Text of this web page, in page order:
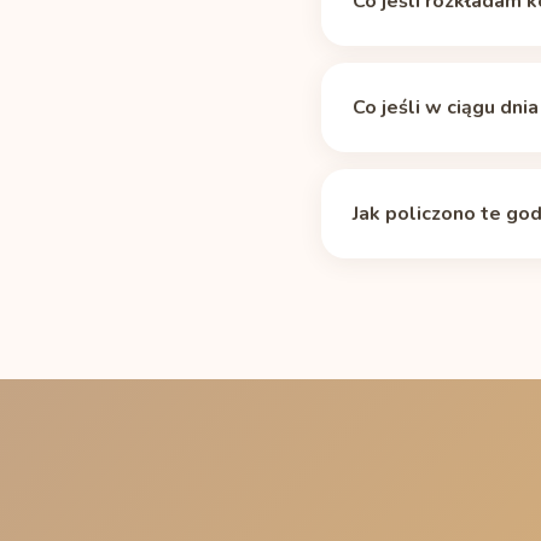
okresu półtrwania). W
półtrwania dawka
Co jeśli w ciągu
zobaczysz wspólną
Jak policzono te